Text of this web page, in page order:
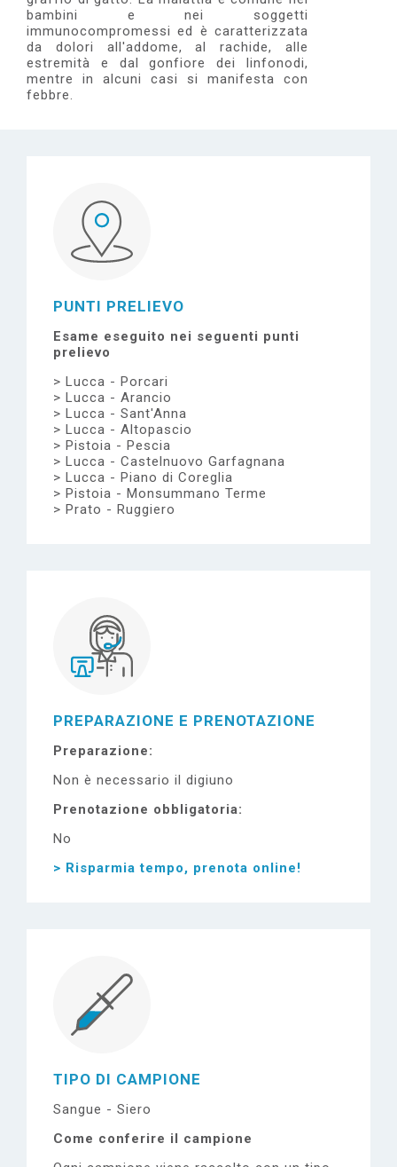
bambini e nei soggetti
immunocompromessi ed è caratterizzata
da dolori all'addome, al rachide, alle
estremità e dal gonfiore dei linfonodi,
mentre in alcuni casi si manifesta con
febbre.
PUNTI PRELIEVO
Esame eseguito nei seguenti punti
prelievo
Lucca - Porcari
Lucca - Arancio
Lucca - Sant'Anna
Lucca - Altopascio
Pistoia - Pescia
Lucca - Castelnuovo Garfagnana
Lucca - Piano di Coreglia
Pistoia - Monsummano Terme
Prato - Ruggiero
PREPARAZIONE E PRENOTAZIONE
Preparazione
Non è necessario il digiuno
Prenotazione obbligatoria
No
> Risparmia tempo, prenota online!
TIPO DI CAMPIONE
Sangue - Siero
Come conferire il campione